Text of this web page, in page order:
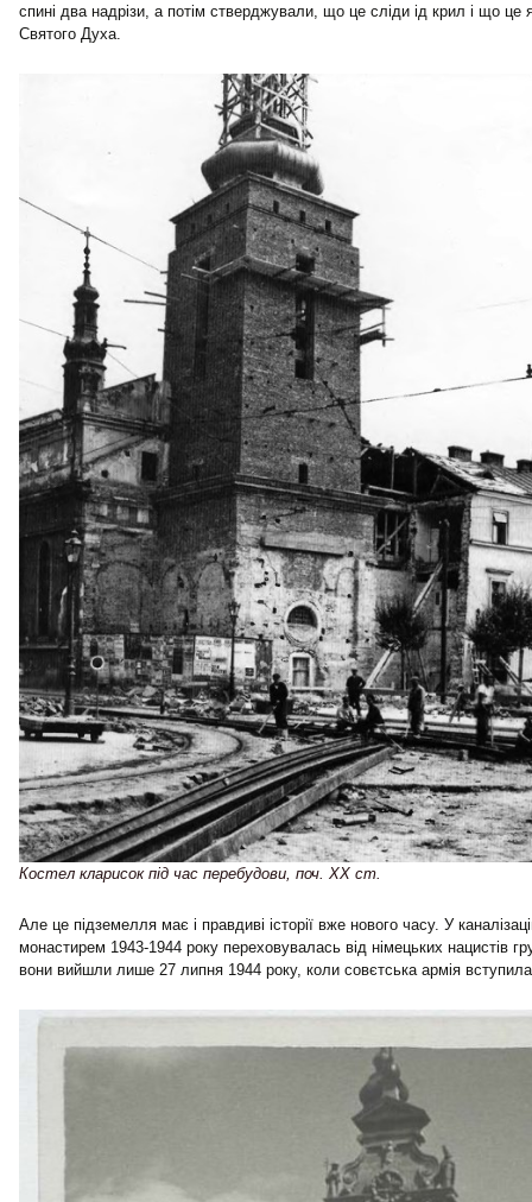
спині два надрізи, а потім стверджували, що це сліди ід крил і що це
Святого Духа.
Костел кларисок під час перебудови, поч. ХХ ст.
Але це підземелля має і правдиві історії вже нового часу. У
монастирем 1943-1944 року переховувалась від німецьких нацистів
вони вийшли лише 27 липня 1944 року, коли совєтська армія